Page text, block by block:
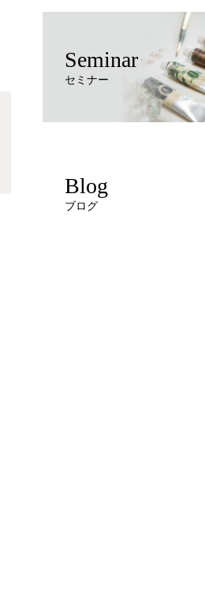
Seminar
セミナー
Blog
ブログ